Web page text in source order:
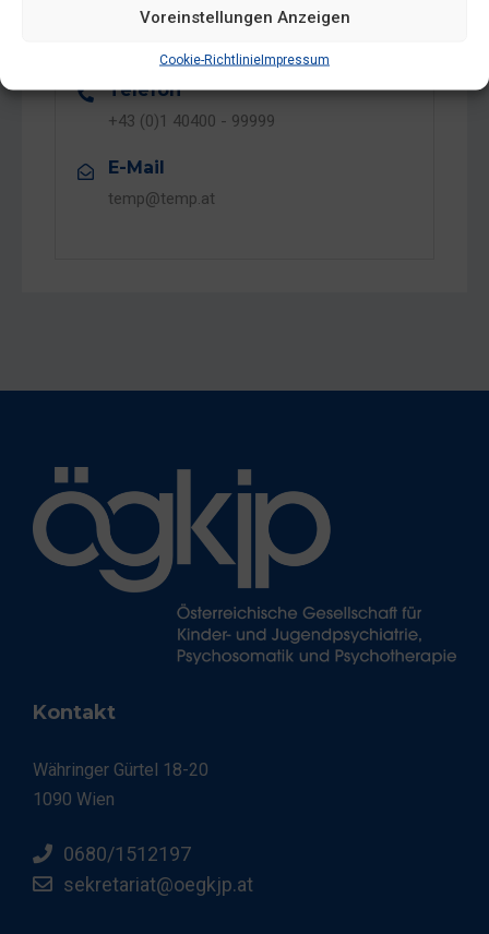
Voreinstellungen Anzeigen
Cookie-RichtlinieImpressum
Website
Telefon
+43 (0)1 40400 - 99999
E-Mail
temp@temp.at
Kontakt
Währinger Gürtel 18-20
1090 Wien
0680/1512197
sekretariat@oegkjp.at